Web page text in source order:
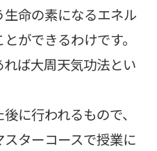
命の素になるエネル
ができるわけです。
ば大周天気功法とい
に行われるもので、
ターコースで授業に